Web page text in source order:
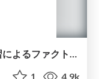
#devsumi 自然言語処理・機械学習によるファクトチェック業務の支援
1 4.9k